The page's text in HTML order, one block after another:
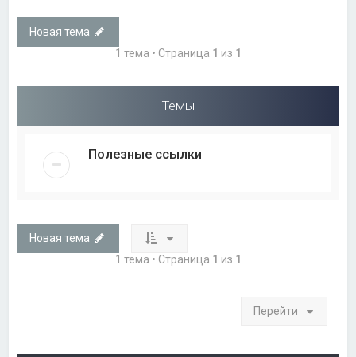
Новая тема
1 тема • Страница 1 из 1
Темы
Полезные ссылки
Новая тема
1 тема • Страница 1 из 1
Перейти